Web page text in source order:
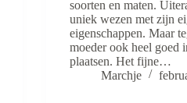
soorten en maten.
uniek wezen met zijn
eigenschappen. Maar
moeder ook heel goed
plaatsen. Het fijne…
Marchje